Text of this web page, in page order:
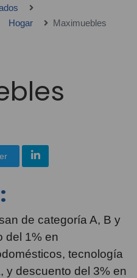
Hogar Maximuebles
de categoría A, B y
del 1% en
tecnología
y descuento del 3% en